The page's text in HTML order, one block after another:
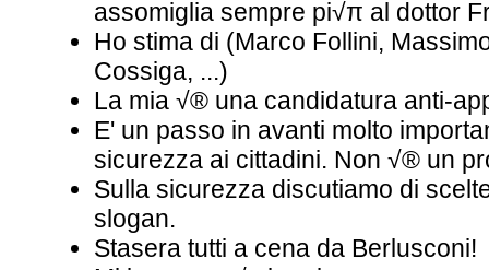
assomiglia sempre pi√π al dottor
Ho stima di (Marco Follini,
Cossiga, ...)
La mia √® una candidatura anti-
E' un passo in avanti molto
sicurezza ai cittadini. Non √® un
Sulla sicurezza discutiamo di
slogan.
Stasera tutti a cena da Berlusconi!